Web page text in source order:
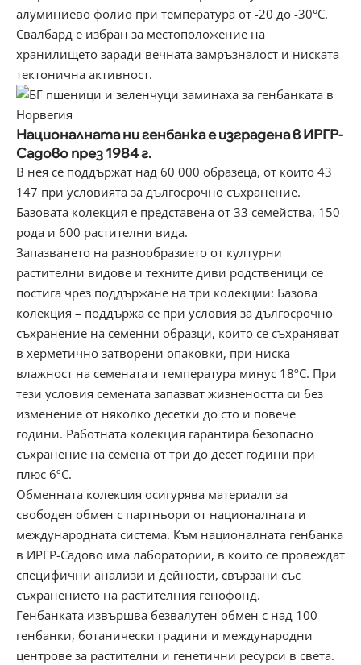
алуминиево фолио при температура от -20 до -30°C.
Свалбард е избран за местоположение на
хранилището заради вечната замръзналост и ниската
тектонична активност.
Националната ни генбанка е изградена в ИРГР-
Садово през 1984 г.
В нея се поддържат над 60 000 образеца, от които 43
147 при условията за дългосрочно съхранение.
Базовата колекция е представена от 33 семейства, 150
рода и 600 растителни вида.
Запазването на разнообразието от културни
растителни видове и техните диви родственици се
постига чрез поддържане на три колекции: Базова
колекция – поддържа се при условия за дългосрочно
съхранение на семенни образци, които се съхраняват
в херметично затворени опаковки, при ниска
влажност на семената и температура минус 18ºС. При
тези условия семената запазват жизнеността си без
изменение от няколко десетки до сто и повече
години. Работната колекция гарантира безопасно
съхранение на семена от три до десет години при
плюс 6ºС.
Обменната колекция осигурява материали за
свободен обмен с партньори от националната и
международната система. Към националната генбанка
в ИРГР-Садово има лаборатории, в които се провеждат
специфични анализи и дейности, свързани със
съхранението на растителния генофонд.
Генбанката извършва безвалутен обмен с над 100
генбанки, ботанически градини и международни
центрове за растителни и генетични ресурси в света.